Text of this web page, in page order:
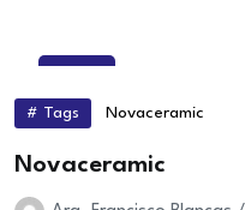
Jul
# Tags Novaceramic
Novaceramic